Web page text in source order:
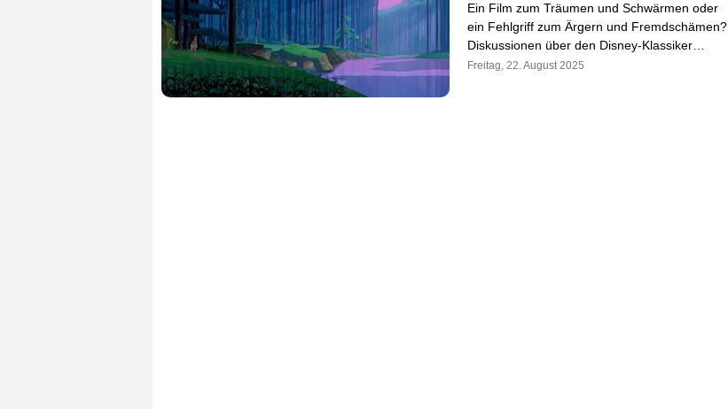
Ein Film zum Träumen und Schwärmen oder
ein Fehlgriff zum Ärgern und Fremdschämen?
Diskussionen über den Disney-Klassiker…
Freitag, 22. August 2025